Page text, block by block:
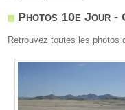
Photos 10e Jour -
Retrouvez toutes les photos